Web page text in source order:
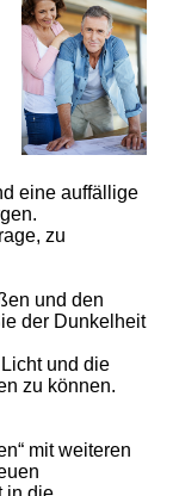
eine auffällige
zu
und den
der Dunkelheit
und die
zu können.
mit weiteren